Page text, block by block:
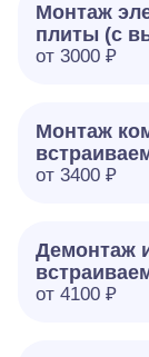
Монтаж
плиты (с
от 3000 ₽
Монтаж
от 3400 ₽
Демонтаж
от 4100 ₽